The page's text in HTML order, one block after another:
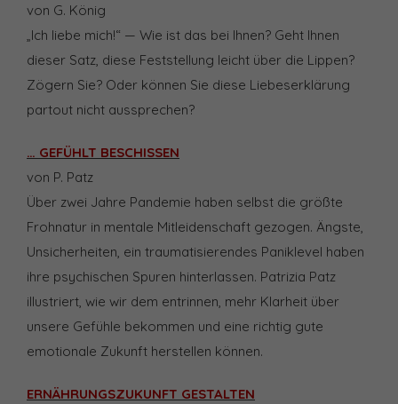
von G. König
„Ich liebe mich!“ — Wie ist das bei Ihnen? Geht Ihnen
dieser Satz, diese Feststellung leicht über die Lippen?
Zögern Sie? Oder können Sie diese Liebeserklärung
partout nicht aussprechen?
… GEFÜHLT BESCHISSEN
von P. Patz
Über zwei Jahre Pandemie haben selbst die größte
Frohnatur in mentale Mitleidenschaft gezogen. Ängste,
Unsicherheiten, ein traumatisierendes Paniklevel haben
ihre psychischen Spuren hinterlassen. Patrizia Patz
illustriert, wie wir dem entrinnen, mehr Klarheit über
unsere Gefühle bekommen und eine richtig gute
emotionale Zukunft herstellen können.
ERNÄHRUNGSZUKUNFT GESTALTEN